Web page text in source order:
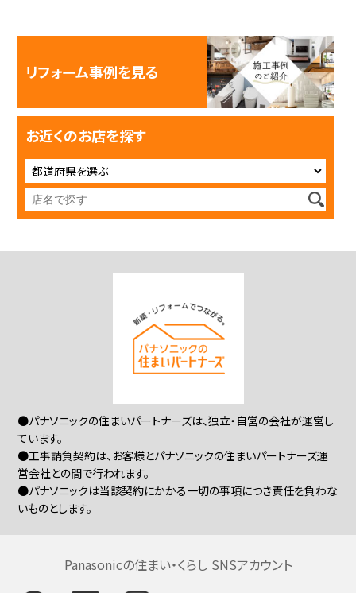
リフォーム事例を見る
お近くのお店を探す
●パナソニックの住まいパートナーズは、独立・自営の会社が運営し
ています。
●工事請負契約は、お客様とパナソニックの住まいパートナーズ運
営会社との間で行われます。
●パナソニックは当該契約にかかる一切の事項につき責任を負わな
いものとします。
Panasonicの住まい・くらし SNSアカウント